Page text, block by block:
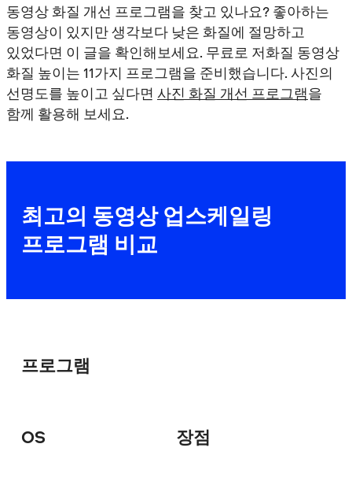
동영상 화질 개선 프로그램을 찾고 있나요? 좋아하는
동영상이 있지만 생각보다 낮은 화질에 절망하고
있었다면 이 글을 확인해보세요. 무료로 저화질 동영상
화질 높이는 11가지 프로그램을 준비했습니다. 사진의
선명도를 높이고 싶다면 사진 화질 개선 프로그램을
함께 활용해 보세요.
최고의 동영상 업스케일링
프로그램 비교
프로그램
OS 장점